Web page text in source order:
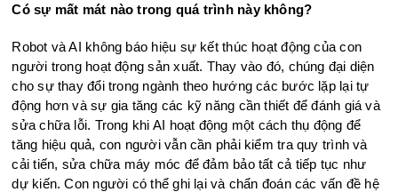
Có sự mất mát nào trong quá trình này không?
Robot và AI không báo hiệu sự kết thúc hoạt động của con
người trong hoạt động sản xuất. Thay vào đó, chúng đại diện
cho sự thay đổi trong ngành theo hướng các bước lặp lại tự
động hơn và sự gia tăng các kỹ năng cần thiết để đánh giá và
sửa chữa lỗi. Trong khi AI hoạt động một cách thụ động để
tăng hiệu quả, con người vẫn cần phải kiểm tra quy trình và
cải tiến, sửa chữa máy móc để đảm bảo tất cả tiếp tục như
dự kiến. Con người có thể ghi lại và chẩn đoán các vấn đề hệ